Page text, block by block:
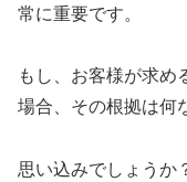
常に重要です。
もし、お客様が求め
場合、その根拠は何
思い込みでしょうか